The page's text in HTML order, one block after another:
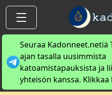
Seuraa Kadonneet.netiä
ajan tasalla uusimmista
katoamistapauksista ja
yhteisön kanssa. Klikkaa